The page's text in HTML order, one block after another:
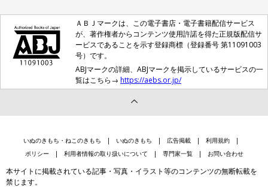
ＡＢＪマークは、この電子書店・電子書籍配信サービス
が、著作権者からコンテンツ使用許諾を得た正規版配信サ
ービスであることを示す登録商標（登録番号 第11091003
号）です。
ABJマークの詳細、ABJマークを掲示しているサービスの一
覧はこちら→ https://aebs.or.jp/
いぬのきもち・ねこのきもち いぬのきもち 広告掲載
利用規約
ポリシー
利用者情報の取り扱いについて 専門家一覧 お問い合わせ
本サイトに掲載されている記事・写真・イラスト等のコンテンツの無断転載を
禁じます。